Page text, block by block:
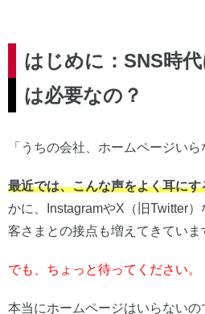
はじめに：SNS時
は必要なの？
「うちの会社、ホームページいら
最近では、こんな声をよく耳に
かに、InstagramやX（旧Twitter
客さまとの接点も増えてきていま
でも、ちょっと待ってください。
本当にホームページはいらない